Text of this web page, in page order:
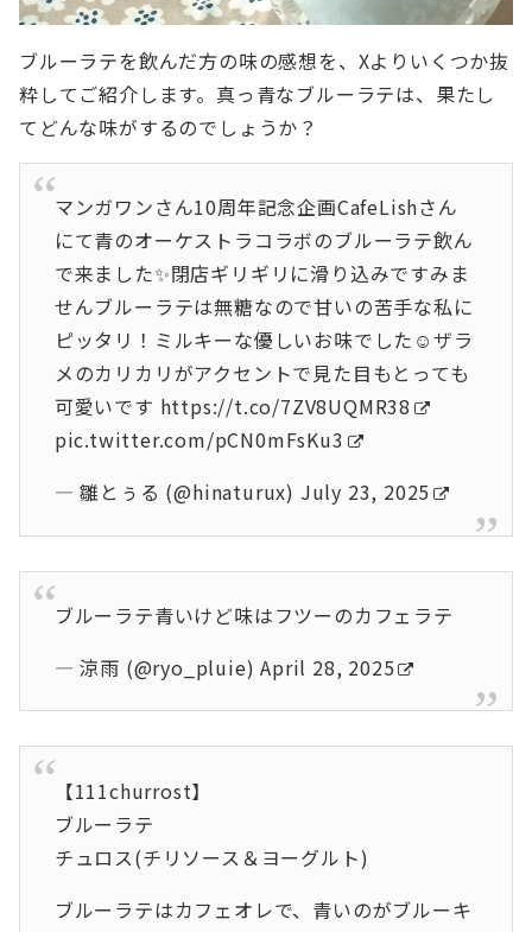
ブルーラテを飲んだ方の味の感想を、Xよりいくつか抜
粋してご紹介します。真っ青なブルーラテは、果たし
てどんな味がするのでしょうか？
マンガワンさん10周年記念企画CafeLishさん
にて青のオーケストラコラボのブルーラテ飲ん
で来ました✨閉店ギリギリに滑り込みですみま
せんブルーラテは無糖なので甘いの苦手な私に
ピッタリ！ミルキーな優しいお味でした☺️ザラ
メのカリカリがアクセントで見た目もとっても
可愛いです https://t.co/7ZV8UQMR38
pic.twitter.com/pCN0mFsKu3
— 雛とぅる (@hinaturux) July 23, 2025
ブルーラテ青いけど味はフツーのカフェラテ
— 涼雨 (@ryo_pluie)April 28, 2025
【111churrost】
ブルーラテ
チュロス(チリソース＆ヨーグルト)
ブルーラテはカフェオレで、青いのがブルーキ